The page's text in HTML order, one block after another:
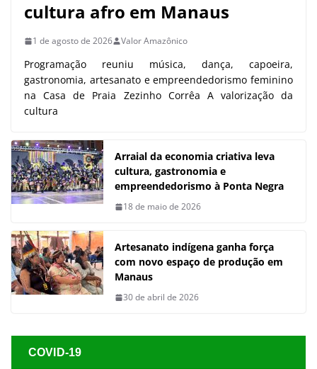
cultura afro em Manaus
1 de agosto de 2026 Valor Amazônico
Programação reuniu música, dança, capoeira,
gastronomia, artesanato e empreendedorismo feminino
na Casa de Praia Zezinho Corrêa A valorização da
cultura
Arraial da economia criativa leva
cultura, gastronomia e
empreendedorismo à Ponta Negra
18 de maio de 2026
Artesanato indígena ganha força
com novo espaço de produção em
Manaus
30 de abril de 2026
COVID-19